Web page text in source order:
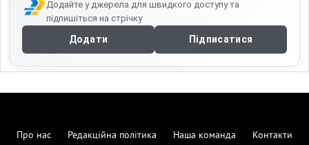
Додайте у джерела для швидкого доступу та
підпишіться на стрічку
Додати Підписатися
Про нас Редакційна політика Наша команда
Контакти